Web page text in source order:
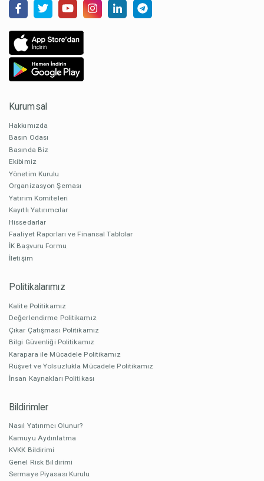
Kurumsal
Hakkımızda
Basın Odası
Basında Biz
Ekibimiz
Yönetim Kurulu
Organizasyon Şeması
Yatırım Komiteleri
Kayıtlı Yatırımcılar
Hissedarlar
Faaliyet Raporları ve Finansal Tablolar
İK Başvuru Formu
İletişim
Politikalarımız
Kalite Politikamız
Değerlendirme Politikamız
Çıkar Çatışması Politikamız
Bilgi Güvenliği Politikamız
Karapara ile Mücadele Politikamız
Rüşvet ve Yolsuzlukla Mücadele Politikamız
İnsan Kaynakları Politikası
Bildirimler
Nasıl Yatırımcı Olunur?
Kamuyu Aydınlatma
KVKK Bildirimi
Genel Risk Bildirimi
Sermaye Piyasası Kurulu